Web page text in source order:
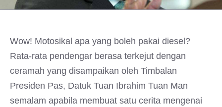
Wow! Motosikal apa yang boleh pakai diesel?
Rata-rata pendengar berasa terkejut dengan
ceramah yang disampaikan oleh Timbalan
Presiden Pas, Datuk Tuan Ibrahim Tuan Man
semalam apabila membuat satu cerita mengenai